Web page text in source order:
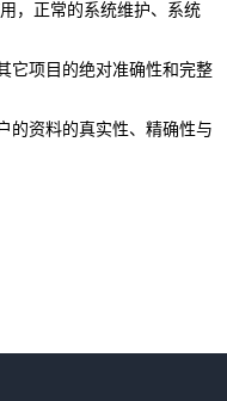
，正常的系统维护、系统
它项目的绝对准确性和完整
的资料的真实性、精确性与